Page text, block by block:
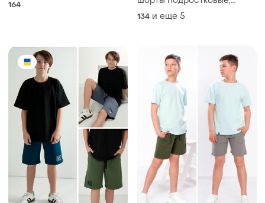
164
детские шорты двунитка
134 и еще 5